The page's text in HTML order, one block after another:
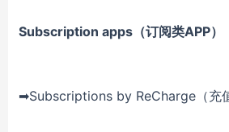
Subscription apps（订阅类APP）
➡Subscriptions by ReCharge（充